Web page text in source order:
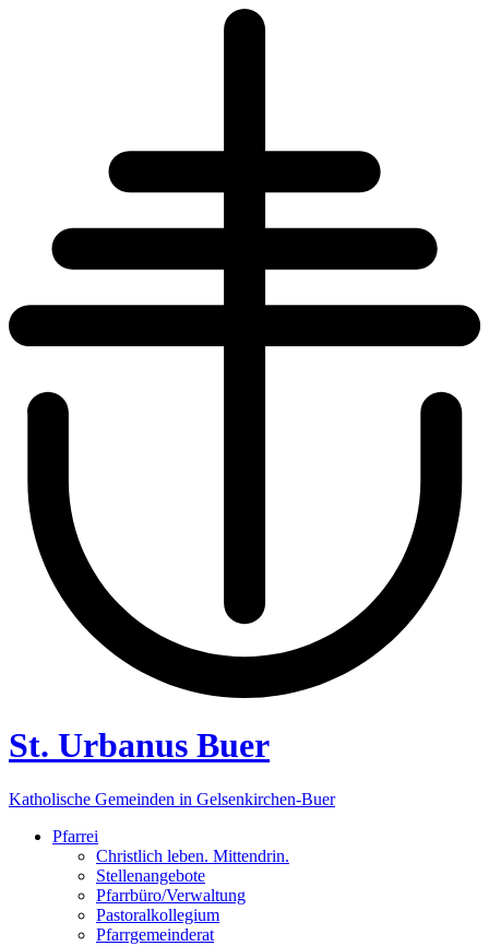
St. Urbanus Buer
Katholische Gemeinden in Gelsenkirchen-Buer
Pfarrei
Christlich leben. Mittendrin.
Stellenangebote
Pfarrbüro/Verwaltung
Pastoralkollegium
Pfarrgemeinderat